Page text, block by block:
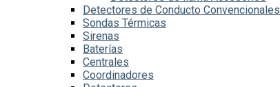
Detectores de Conducto Convencionales
Sondas Térmicas
Sirenas
Baterías
Centrales
Coordinadores